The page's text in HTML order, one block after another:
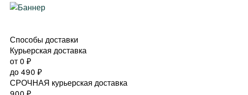
Способы доставки
Курьерская доставка
от 0 ₽
до 490 ₽
СРОЧНАЯ курьерская доставка